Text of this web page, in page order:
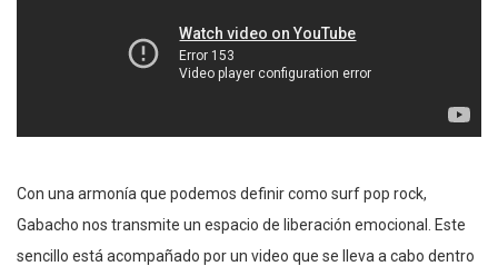
Con una armonía que podemos definir como surf pop rock,
Gabacho nos transmite un espacio de liberación emocional. Este
sencillo está acompañado por un video que se lleva a cabo dentro